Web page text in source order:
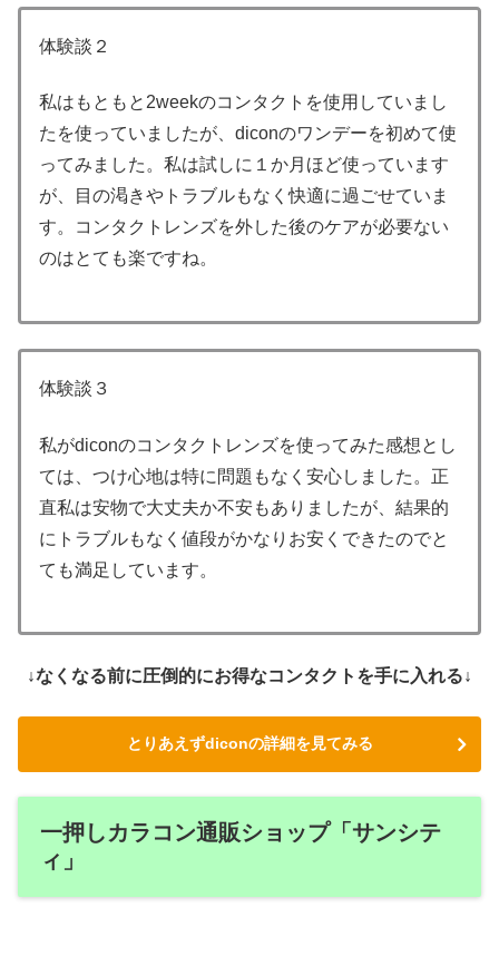
体験談２
私はもともと2weekのコンタクトを使用していまし
たを使っていましたが、diconのワンデーを初めて使
ってみました。私は試しに１か月ほど使っています
が、目の渇きやトラブルもなく快適に過ごせていま
す。コンタクトレンズを外した後のケアが必要ない
のはとても楽ですね。
体験談３
私がdiconのコンタクトレンズを使ってみた感想とし
ては、つけ心地は特に問題もなく安心しました。正
直私は安物で大丈夫か不安もありましたが、結果的
にトラブルもなく値段がかなりお安くできたのでと
ても満足しています。
↓なくなる前に圧倒的にお得なコンタクトを手に入れる↓
とりあえずdiconの詳細を見てみる
一押しカラコン通販ショップ「サンシテ
ィ」